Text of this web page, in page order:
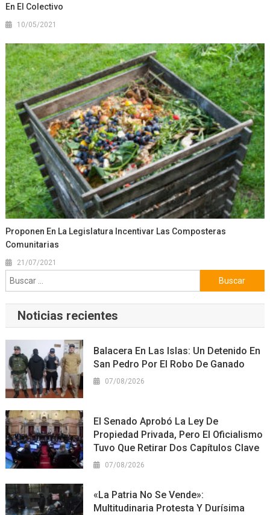
En El Colectivo
10/05/2021
Proponen En La Legislatura Incentivar Las Composteras
Comunitarias
21/07/2021
Buscar:
Noticias recientes
Balacera En Las Islas: Un Detenido En
San Pedro Por El Robo De Ganado
07/08/2026
El Senado Aprobó La Ley De
Propiedad Privada, Pero El Oficialismo
Tuvo Que Retirar Dos Capítulos Clave
07/08/2026
«La Patria No Se Vende»:
Multitudinaria Protesta Y Durísima